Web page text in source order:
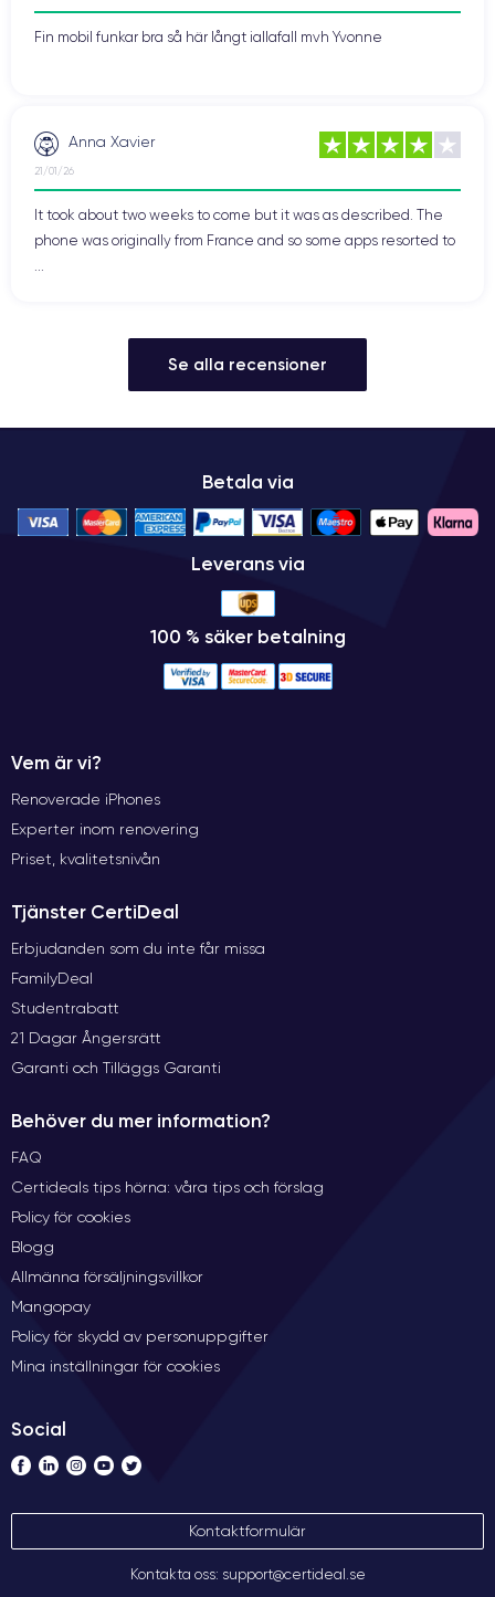
Fin mobil funkar bra så här långt iallafall mvh Yvonne
Anna Xavier
21/01/26
It took about two weeks to come but it was as described. The
phone was originally from France and so some apps resorted to
Se alla recensioner
Betala via
Leverans via
100 % säker betalning
Vem är vi?
Renoverade iPhones
Experter inom renovering
Priset, kvalitetsnivån
Tjänster CertiDeal
Erbjudanden som du inte får missa
FamilyDeal
Studentrabatt
21 Dagar Ångersrätt
Garanti och Tilläggs Garanti
Behöver du mer information?
FAQ
Certideals tips hörna: våra tips och förslag
Policy för cookies
Blogg
Allmänna försäljningsvillkor
Mangopay
Policy för skydd av personuppgifter
Mina inställningar för cookies
Social
Kontaktformulär
Kontakta oss: support@certideal.se